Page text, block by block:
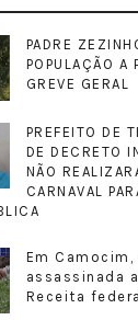
PADRE
POPULAÇÃO A
GREVE GERAL
PREFEITO DE
DE DECRETO
NÃO
CARNAVAL
Em
assassinada
Receita